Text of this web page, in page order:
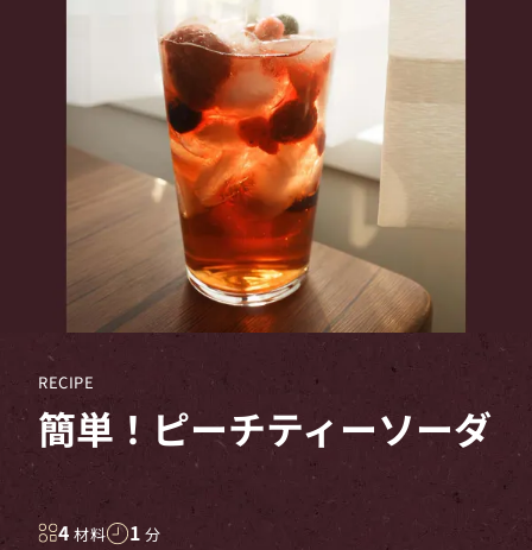
RECIPE
簡単！ピーチティーソーダ
4 材料 1 分